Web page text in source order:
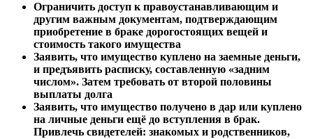
Ограничить доступ к правоустанавливающим и
другим важным документам, подтверждающим
приобретение в браке дорогостоящих вещей и
стоимость такого имущества
Заявить, что имущество куплено на заемные деньги,
и предъявить расписку, составленную «задним
числом». Затем требовать от второй половины
выплаты долга
Заявить, что имущество получено в дар или куплено
на личные деньги ещё до вступления в брак.
Привлечь свидетелей: знакомых и родственников,